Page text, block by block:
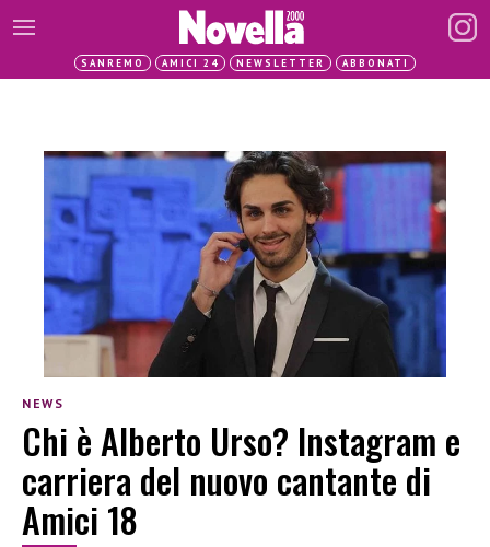
SANREMO AMICI 24 NEWSLETTER ABBONATI
NEWS
Chi è Alberto Urso? Instagram e
carriera del nuovo cantante di
Amici 18